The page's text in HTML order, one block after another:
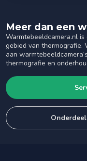
Meer dan een
Warmtebeeldcamera.nl
gebied van thermografie.
aan
thermografie en